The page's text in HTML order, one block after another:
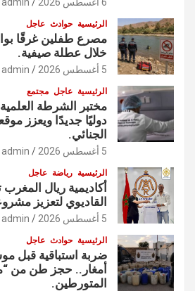
الرئيسية حوادث عاجل
مصرع طفلين غرقًا
خلال عطلة صيفية.
5 أغسطس 2026 admin
الرئيسية عاجل مجتمع
مختبر الشرطة العلمية
دوليًا جديدًا ويعزز
الجنائي.
5 أغسطس 2026 admin
الرئيسية رياضة عاجل
أكاديمية ريال
القاديوي لتعزيز
5 أغسطس 2026 admin
الرئيسية حوادث عاجل
ضربة استباقية قبل
أمغار.. حجز طن من
المتورطين.